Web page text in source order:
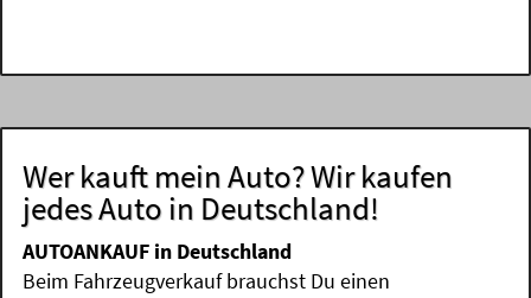
Wer kauft mein Auto? Wir kaufen
jedes Auto in Deutschland!
AUTOANKAUF in Deutschland
Beim Fahrzeugverkauf brauchst Du einen